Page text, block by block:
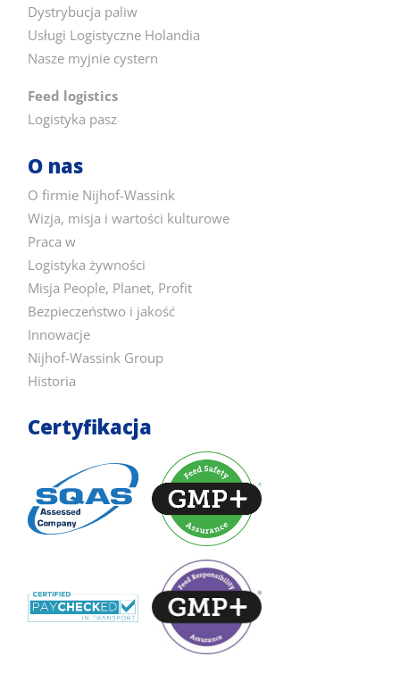
Dystrybucja paliw
Usługi Logistyczne Holandia
Nasze myjnie cystern
Feed logistics
Logistyka pasz
O nas
O firmie Nijhof-Wassink
Wizja, misja i wartości kulturowe
Praca w
Logistyka żywności
Misja People, Planet, Profit
Bezpieczeństwo i jakość
Innowacje
Nijhof-Wassink Group
Historia
Certyfikacja